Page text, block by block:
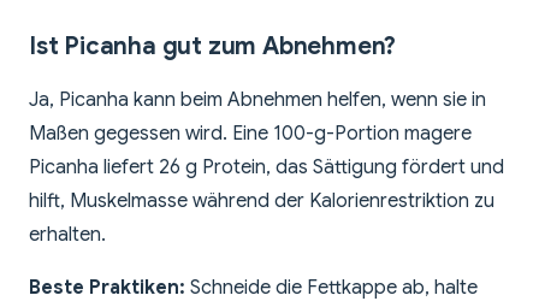
Ist Picanha gut zum Abnehmen?
Ja, Picanha kann beim Abnehmen helfen, wenn sie in
Maßen gegessen wird. Eine 100-g-Portion magere
Picanha liefert 26 g Protein, das Sättigung fördert und
hilft, Muskelmasse während der Kalorienrestriktion zu
erhalten.
Beste Praktiken: Schneide die Fettkappe ab, halte